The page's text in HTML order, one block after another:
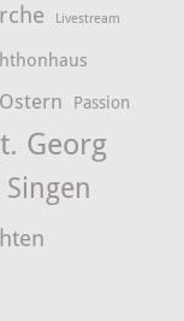
Livestream
Ostern Passion
Georg
Singen